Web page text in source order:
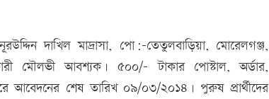
দাখিল মাদ্রাসা, পো:-তেতুলবাড়িয়া, মোরেলগঞ্জ,
মৌলভী আবশ্যক। ৫০০/- টাকার পোস্টাল, অর্ডার,
আবেদনের শেষ তারিখ ০৯/০৩/২০১৪। পুরুষ প্রার্থীদের